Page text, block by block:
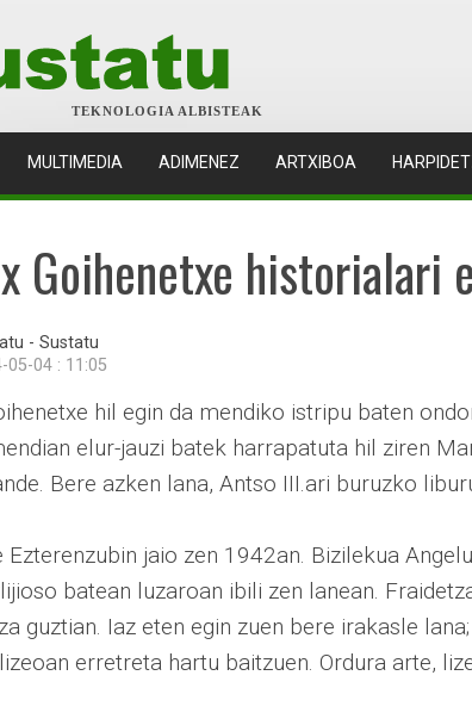
TEKNOLOGIA ALBISTEAK
(CURRENT)
MULTIMEDIA ADIMENEZ ARTXIBOA
Goihenetxe historialari
- Sustatu
05-04 : 11:05
hil egin da mendiko istripu baten
elur-jauzi batek harrapatuta hil ziren
Bere azken lana, Antso III.ari buruzko
Ezterenzubin jaio zen 1942an. Bizilekua
batean luzaroan ibili zen lanean.
guztian. Iaz eten egin zuen bere irakasle
erretreta hartu baitzuen. Ordura arte,